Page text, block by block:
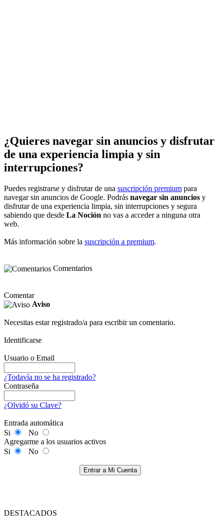
¿Quieres navegar sin anuncios y disfrutar
de una experiencia limpia y sin
interrupciones?
Puedes registrarse y disfrutar de una suscripción premium para
navegar sin anuncios de Google. Podrás navegar sin anuncios y
disfrutar de una experiencia limpia, sin interrupciones y segura
sabiendo que desde La Noción no vas a acceder a ninguna otra
web.
Más información sobre la suscripción a premium.
Comentarios
Comentar
Aviso
Necesitas estar registrado/a para escribir un comentario.
Identificarse
Usuario o Email
¿Todavía no se ha registrado?
Contraseña
¿Olvidó su Clave?
Entrada automática
Si
No
Agregarme a los usuarios activos
Si
No
Entrar a Mi Cuenta
DESTACADOS